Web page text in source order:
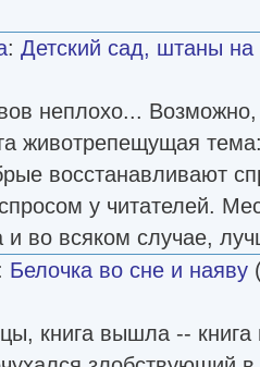
: Детский сад, штаны на
неплохо...
животрепещущая
восстанавливают
у читателей.
во всяком случае,
Белочка во сне и наяву
книга вышла -- книга